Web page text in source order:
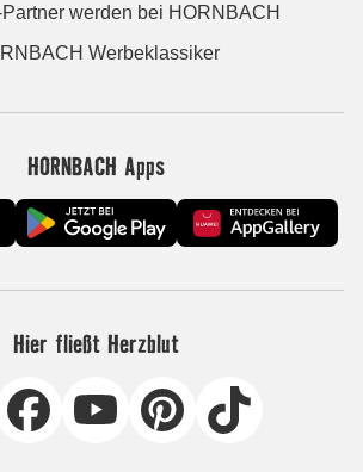
werden bei HORNBACH
Werbeklassiker
HORNBACH Apps
Hier fließt Herzblut